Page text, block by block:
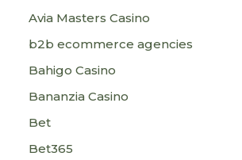
Avia Masters Casino
b2b ecommerce agencies
Bahigo Casino
Bananzia Casino
Bet
Bet365